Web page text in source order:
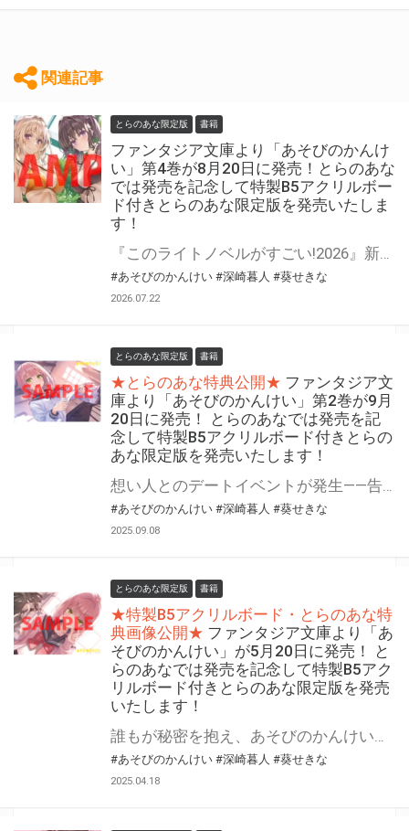
関連記事
とらのあな限定版 書籍
ファンタジア文庫より「あそびのかんけ
い」第4巻が8月20日に発売！とらのあな
では発売を記念して特製B5アクリルボー
ド付きとらのあな限定版を発売いたしま
す！
『このライトノベルがすごい!2026』新作文庫・文庫・総合の三冠獲得したボドゲカフェラブコメ! ファンタジア文庫より「あそびのかんけい」第4巻が8月20日(木)に発売！ とらのあなでは発売を記念して「特製B5アクリルボード」付きとらのあな限定版を発売いたします。 とらのあな限定版の数は限られていますので是非お早めにお求めください！
#あそびのかんけい #深崎暮人 #葵せきな
2026.07.22
とらのあな限定版 書籍
★とらのあな特典公開★ ファンタジア文
庫より「あそびのかんけい」第2巻が9月
20日に発売！ とらのあなでは発売を記
念して特製B5アクリルボード付きとらの
あな限定版を発売いたします！
想い人とのデートイベントが発生――告白までカウントダウン！ ファンタジア文庫より「あそびのかんけい」第2巻が9月20日(土)に発売！ とらのあなでは発売を記念して「特製B5アクリルボード」付きとらのあな限定版を発売いたします。 とらのあな限定版の数は限られていますので是非お早めにお求めください！
#あそびのかんけい #深崎暮人 #葵せきな
2025.09.08
とらのあな限定版 書籍
★特製B5アクリルボード・とらのあな特
典画像公開★ ファンタジア文庫より「あ
そびのかんけい」が5月20日に発売！ と
らのあなでは発売を記念して特製B5アク
リルボード付きとらのあな限定版を発売
いたします！
誰もが秘密を抱え、あそびのかんけいを続けるラブコメ、スタート！ ファンタジア文庫より「あそびのかんけい」が5月20日(火)に発売！ とらのあなでは発売を記念して「特製B5アクリルボード」付きとらのあな限定版を発売いたします。 とらのあな限定版の数は限られていますので是非お早めにお求めください！
#あそびのかんけい #深崎暮人 #葵せきな
2025.04.18